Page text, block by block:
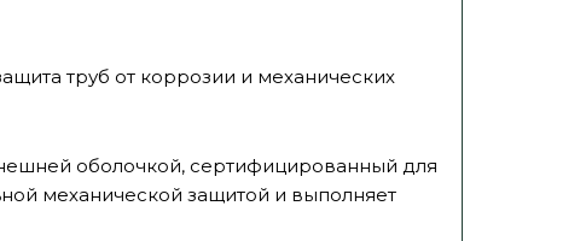
труб от коррозии и механических
оболочкой, сертифицированный для
механической защитой и выполняет